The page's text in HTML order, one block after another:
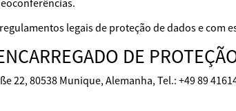
legais de proteção de dados e com
DE
22, 80538 Munique, Alemanha, Tel.: +49 89